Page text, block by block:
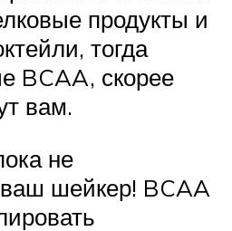
продукты и
тогда
BCAA, скорее
вам.
не
шейкер! BCAA